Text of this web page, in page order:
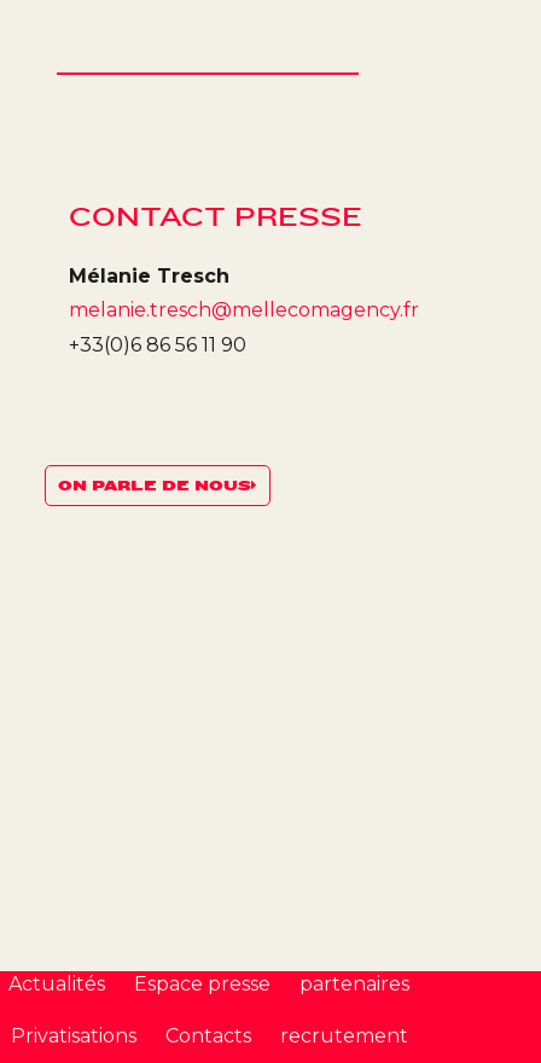
CONTACT PRESSE
Mélanie Tresch
melanie.tresch@mellecomagency.fr
+33(0)6 86 56 11 90
ON PARLE DE NOUS
Actualités Espace presse partenaires
Privatisations Contacts recrutement